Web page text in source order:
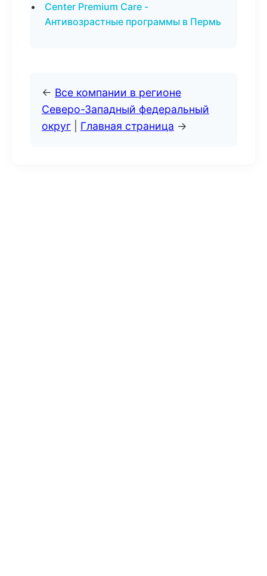
Center Premium Care -
Антивозрастные программы в Пермь
← Все компании в регионе
Северо-Западный федеральный
округ
Главная страница →